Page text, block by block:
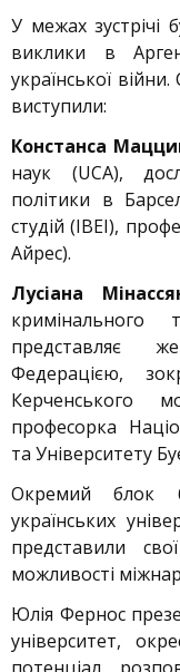
У межах зустрічі
виклики в
української
виступили:
Констанса
наук (UCA),
політики в
студій (IBEI),
Айрес).
Лусіана
кримінального
представляє
Федерацією,
Керченського
професорка
та Університету
Окремий блок
українських
представили
можливості
Юлія Фернос
університет,